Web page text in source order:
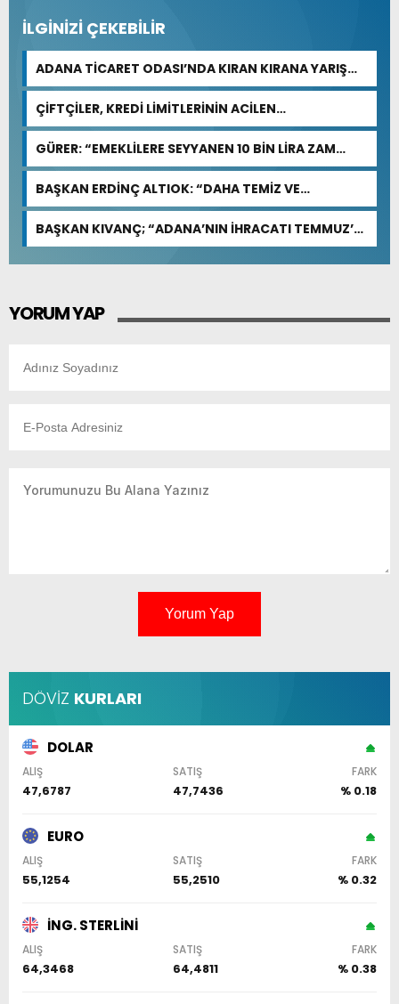
İLGİNİZİ ÇEKEBİLİR
ADANA TİCARET ODASI’NDA KIRAN KIRANA YARIŞ
BEKLENİYOR
ÇİFTÇİLER, KREDİ LİMİTLERİNİN ACİLEN
GÜNCELLENMESİNİ İSTİYOR
GÜRER: “EMEKLİLERE SEYYANEN 10 BİN LİRA ZAM
YAPILMALI”
BAŞKAN ERDİNÇ ALTIOK: “DAHA TEMİZ VE
YAŞANABİLİR BİR YUMURTALIK İÇİN ÇALIŞIYORUZ”
BAŞKAN KIVANÇ; “ADANA’NIN İHRACATI TEMMUZ’DA
YÜZDE 0,5, İLK 7 AYDA YÜZDE 13,7 ARTTI”
YORUM YAP
Yorum Yap
DÖVİZ KURLARI
DOLAR
ALIŞ SATIŞ FARK
47,6787 47,7436 % 0.18
EURO
ALIŞ SATIŞ FARK
55,1254 55,2510 % 0.32
İNG. STERLİNİ
ALIŞ SATIŞ FARK
64,3468 64,4811 % 0.38